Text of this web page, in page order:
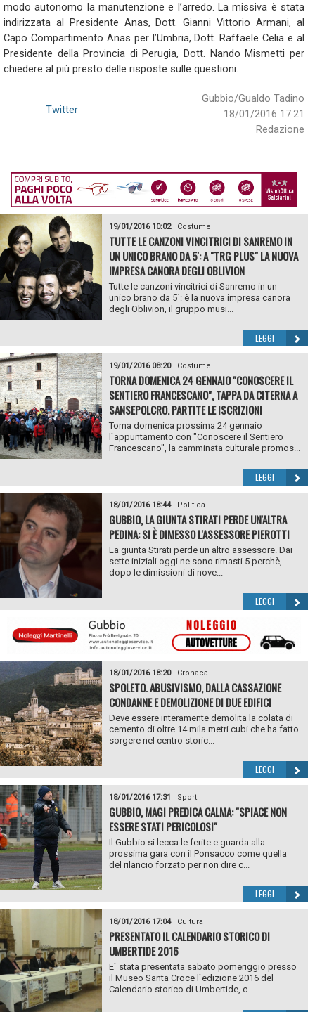
modo autonomo la manutenzione e l’arredo. La missiva è stata
indirizzata al Presidente Anas, Dott. Gianni Vittorio Armani, al
Capo Compartimento Anas per l’Umbria, Dott. Raffaele Celia e al
Presidente della Provincia di Perugia, Dott. Nando Mismetti per
chiedere al più presto delle risposte sulle questioni.
Gubbio/Gualdo Tadino
18/01/2016 17:21
Redazione
Twitter
19/01/2016 10:02| Costume
TUTTE LE CANZONI VINCITRICI DI SANREMO IN
UN UNICO BRANO DA 5': A "TRG PLUS" LA NUOVA
IMPRESA CANORA DEGLI OBLIVION
Tutte le canzoni vincitrici di Sanremo in un
unico brano da 5`: è la nuova impresa canora
degli Oblivion, il gruppo musi...
LEGGI
19/01/2016 08:20| Costume
TORNA DOMENICA 24 GENNAIO "CONOSCERE IL
SENTIERO FRANCESCANO", TAPPA DA CITERNA A
SANSEPOLCRO. PARTITE LE ISCRIZIONI
Torna domenica prossima 24 gennaio
l`appuntamento con "Conoscere il Sentiero
Francescano", la camminata culturale promos...
LEGGI
18/01/2016 18:44| Politica
GUBBIO, LA GIUNTA STIRATI PERDE UN'ALTRA
PEDINA: SI È DIMESSO L'ASSESSORE PIEROTTI
La giunta Stirati perde un altro assessore. Dai
sette iniziali oggi ne sono rimasti 5 perchè,
dopo le dimissioni di nove...
LEGGI
18/01/2016 18:20| Cronaca
SPOLETO. ABUSIVISMO, DALLA CASSAZIONE
CONDANNE E DEMOLIZIONE DI DUE EDIFICI
Deve essere interamente demolita la colata di
cemento di oltre 14 mila metri cubi che ha fatto
sorgere nel centro storic...
LEGGI
18/01/2016 17:31 Sport
GUBBIO, MAGI PREDICA CALMA: "SPIACE NON
ESSERE STATI PERICOLOSI"
Il Gubbio si lecca le ferite e guarda alla
prossima gara con il Ponsacco come quella
del rilancio forzato per non dire c...
LEGGI
18/01/2016 17:04| Cultura
PRESENTATO IL CALENDARIO STORICO DI
UMBERTIDE 2016
E` stata presentata sabato pomeriggio presso
il Museo Santa Croce l`edizione 2016 del
Calendario storico di Umbertide, c...